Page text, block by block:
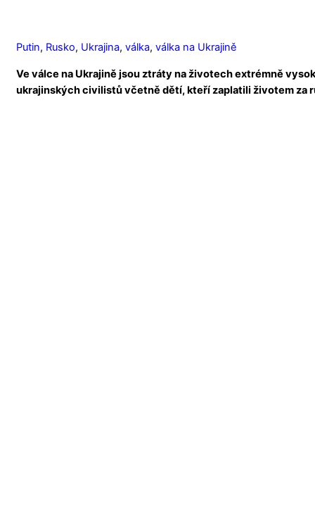
Putin, Rusko, Ukrajina, válka, válka na Ukrajině
Ve válce na Ukrajině jsou ztráty na životech extrémně
ukrajinských civilistů včetně dětí, kteří zaplatili životem za